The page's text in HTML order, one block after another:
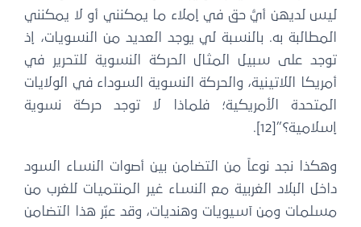
ليس لديهن أيُّ حق في إملاء ما يمكنني أو لا يمكنني
المطالبة به. بالنسبة لي يوجد العديد من النسويات، إذ
توجد على سبيل المثال الحركة النسوية للتحرير في
أمريكا اللاتينية، والحركة النسوية السوداء في الولايات
المتحدة الأمريكية؛ فلماذا لا توجد حركة نسوية
إسلامية؟”[12].
وهكذا نجد نوعاً من التضامن بين أصوات النساء السود
داخل البلاد الغربية مع النساء غير المنتميات للغرب من
مسلمات ومن آسيويات وهنديات، وقد عبّر هذا التضامن